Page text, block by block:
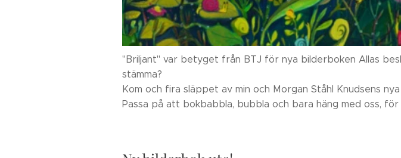
"Briljant" var betyget från BTJ för nya bilderboken Allas
stämma?
Kom och fira släppet av min och Morgan Ståhl Knudsens
Passa på att bokbabbla, bubbla och bara häng med oss,